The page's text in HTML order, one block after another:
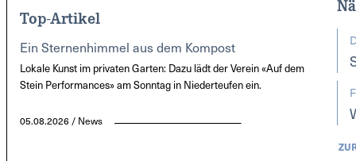
Top-Artikel
Ein Sternenhimmel aus dem Kompost
Lokale Kunst im privaten Garten: Dazu lädt der Verein «Auf dem
Stein Performances» am Sonntag in Niederteufen ein.
05.08.2026 / News